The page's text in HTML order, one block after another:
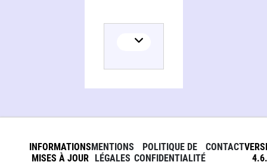
INFORMATIONS
MISES À JOUR
MENTIONS
LÉGALES
POLITIQUE DE
CONFIDENTIALITÉ
CONTACT